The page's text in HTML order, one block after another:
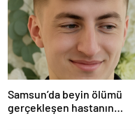
Samsun’da beyin ölümü
gerçekleşen hastanın